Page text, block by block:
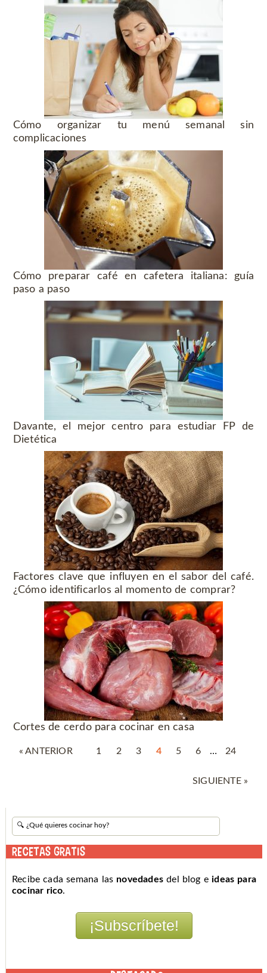
Cómo organizar tu menú semanal sin
complicaciones
Cómo preparar café en cafetera italiana: guía
paso a paso
Davante, el mejor centro para estudiar FP de
Dietética
Factores clave que influyen en el sabor del café.
¿Cómo identificarlos al momento de comprar?
Cortes de cerdo para cocinar en casa
« ANTERIOR 1 2 3 4 5 6 … 24
SIGUIENTE »
RECETAS GRATIS
Recibe cada semana las novedades del blog eideas para
cocinar rico.